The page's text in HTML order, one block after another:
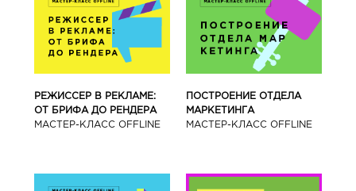
РЕЖИССЕР В РЕКЛАМЕ:
ОТ БРИФА ДО РЕНДЕРА
МАСТЕР-КЛАСС OFFLINE
ПОСТРОЕНИЕ ОТДЕЛА
МАРКЕТИНГА
МАСТЕР-КЛАСС OFFLINE